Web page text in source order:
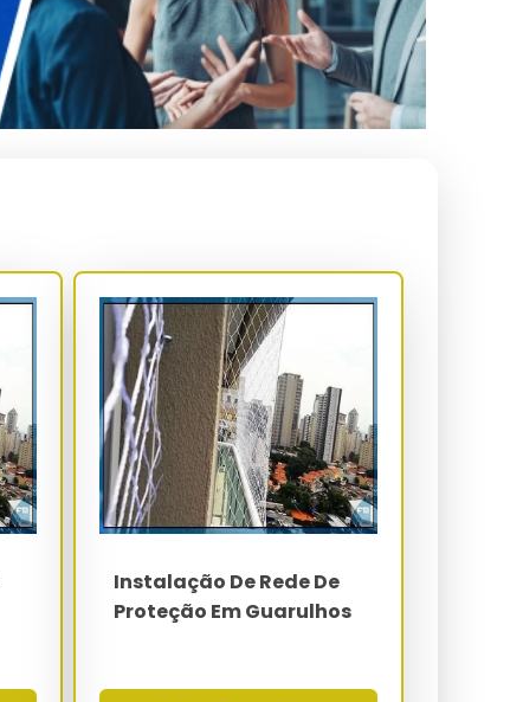
Instalação De Rede De
Proteção Em Guarulhos